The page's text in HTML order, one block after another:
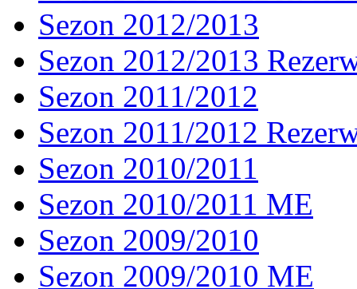
Sezon 2012/2013
Sezon 2012/2013
Sezon 2011/2012
Sezon 2011/2012
Sezon 2010/2011
Sezon 2010/2011 ME
Sezon 2009/2010
Sezon 2009/2010 ME